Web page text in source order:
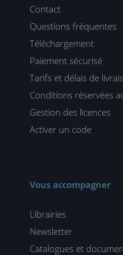
Contact
Questions fréquentes
Téléchargement
Paiement sécurisé
Tarifs et délais de
Conditions réservées
Gestion des licences
Activer un code
Vous accompagner
Librairies
Newsletter
Catalogues et